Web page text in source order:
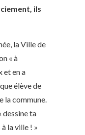
ils
la Ville de
« à
et en a
élève de
la commune.
dessine ta
la ville ! »